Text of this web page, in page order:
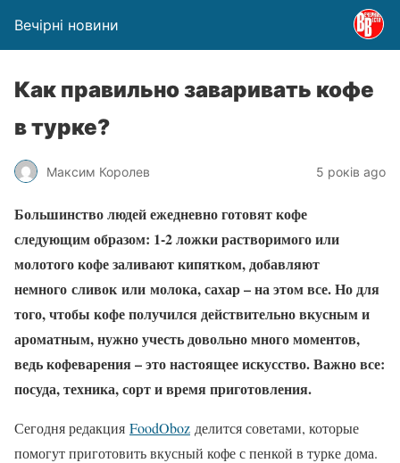
Вечірні новини
Как правильно заваривать кофе
в турке?
Максим Королев 5 років ago
Большинство людей ежедневно готовят кофе
следующим образом: 1-2 ложки растворимого или
молотого кофе заливают кипятком, добавляют
немного сливок или молока, сахар – на этом все. Но для
того, чтобы кофе получился действительно вкусным и
ароматным, нужно учесть довольно много моментов,
ведь кофеварения – это настоящее искусство. Важно все:
посуда, техника, сорт и время приготовления.
Сегодня редакция FoodOboz делится советами, которые
помогут приготовить вкусный кофе с пенкой в турке дома.